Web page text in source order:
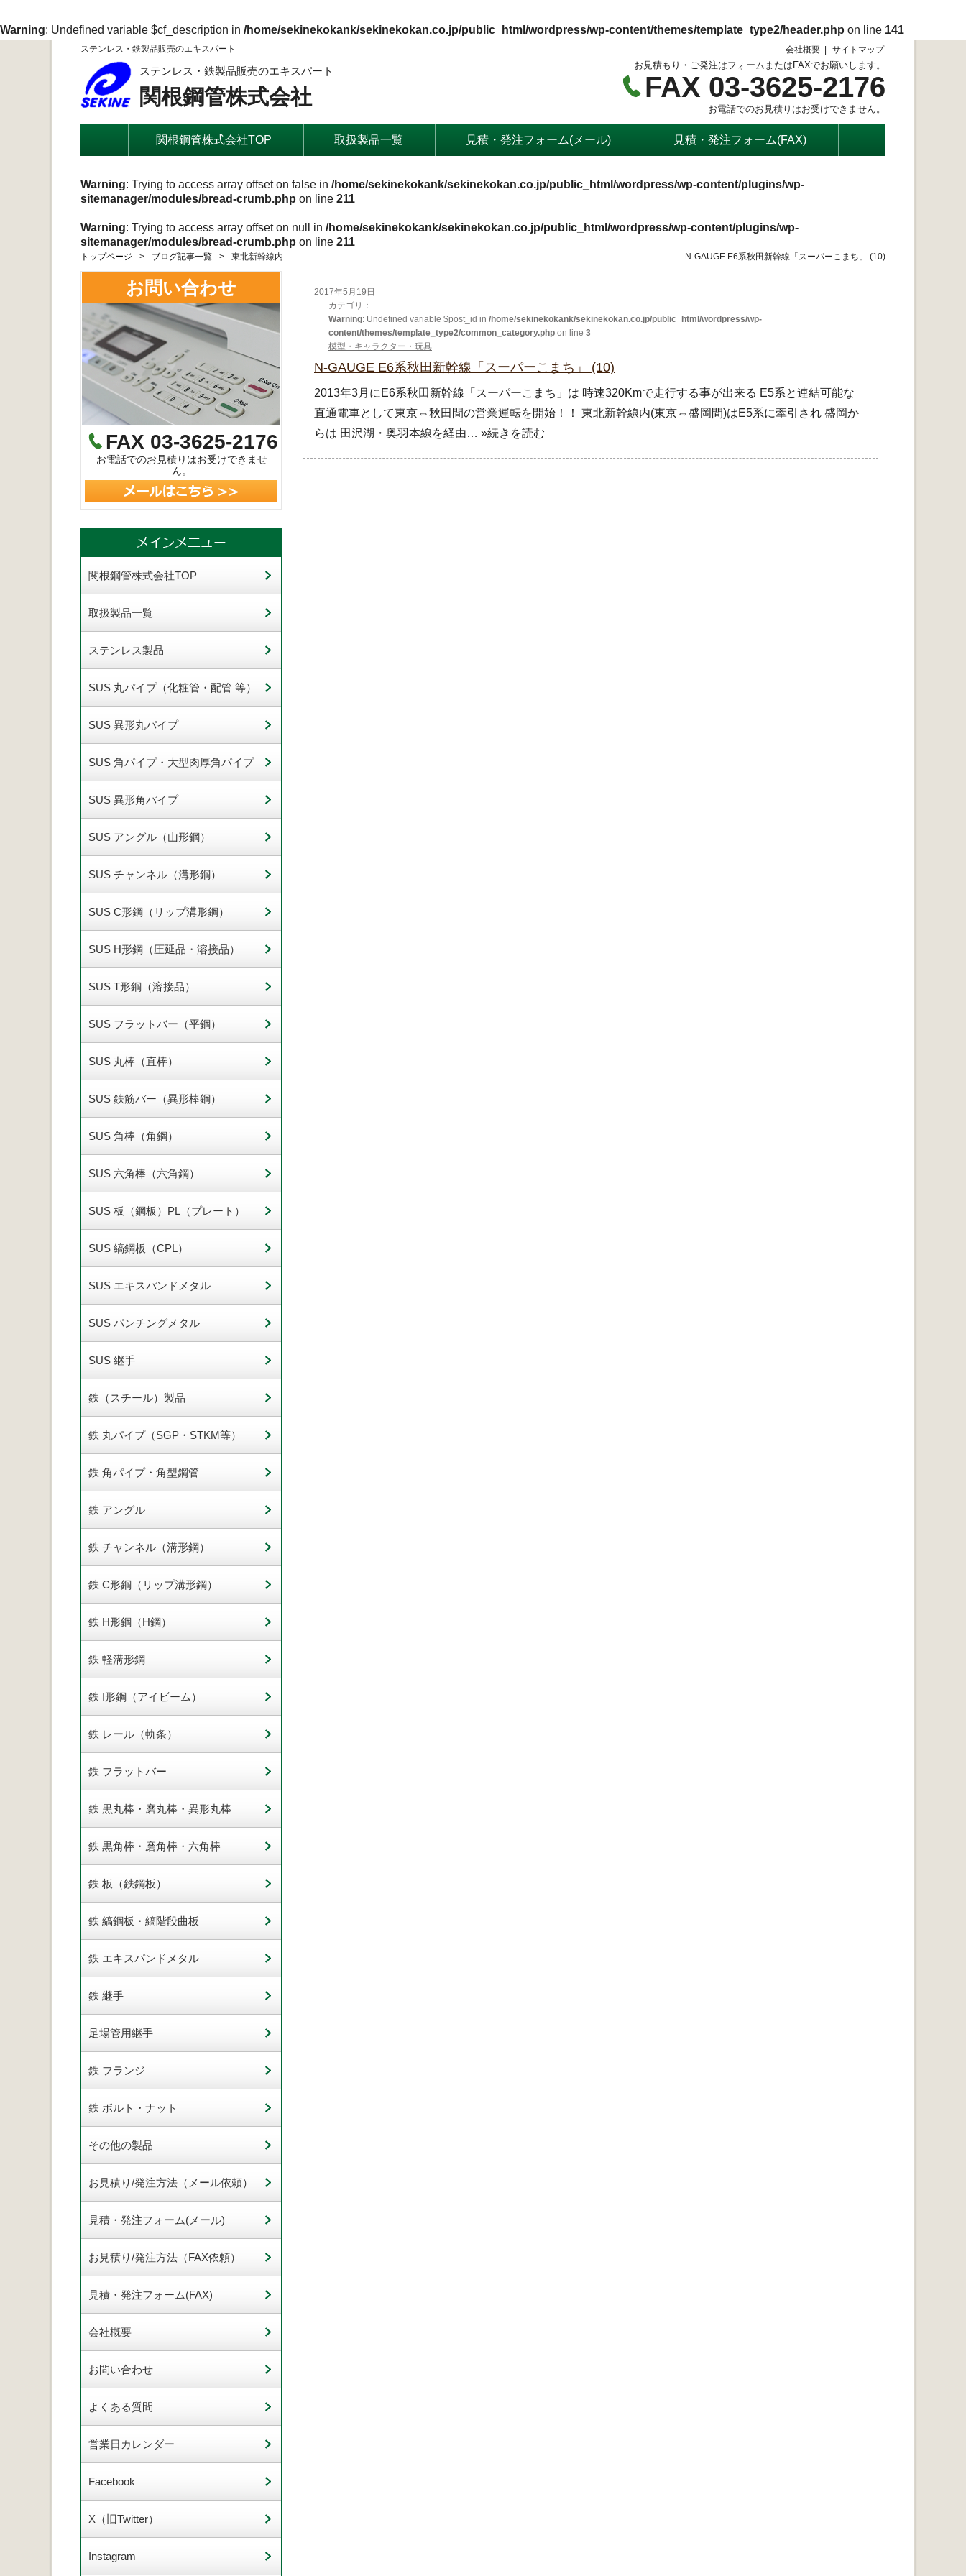
Warning: Undefined variable $cf_description in /home/sekinekokank/sekinekokan.co.jp/public_html/wordpress/wp-content/themes/template_type2/header.php on line 141
ステンレス・鉄製品販売のエキスパート 会社概要 サイトマップ
ステンレス・鉄製品販売のエキスパート
関根鋼管株式会社
お見積もり・ご発注はフォームまたはFAXでお願いします。
FAX 03-3625-2176
お電話でのお見積りはお受けできません。
関根鋼管株式会社TOP 取扱製品一覧 見積・発注フォーム(メール) 見積・発注フォーム(FAX)
Warning: Trying to access array offset on false in /home/sekinekokank/sekinekokan.co.jp/public_html/wordpress/wp-content/plugins/wp-
sitemanager/modules/bread-crumb.php on line 211
Warning: Trying to access array offset on null in /home/sekinekokank/sekinekokan.co.jp/public_html/wordpress/wp-content/plugins/wp-
sitemanager/modules/bread-crumb.php on line 211
トップページ ブログ記事一覧 東北新幹線内 N-GAUGE E6系秋田新幹線「スーパーこまち」 (10)
2017年5月19日
カテゴリ：
Warning: Undefined variable $post_id in /home/sekinekokank/sekinekokan.co.jp/public_html/wordpress/wp-
content/themes/template_type2/common_category.php on line 3
模型・キャラクター・玩具
N-GAUGE E6系秋田新幹線「スーパーこまち」 (10)
2013年3月にE6系秋田新幹線「スーパーこまち」は 時速320Kmで走行する事が出来る E5系と連結可能な
直通電車として東京⇔秋田間の営業運転を開始！！ 東北新幹線内(東京⇔盛岡間)はE5系に牽引され 盛岡か
らは 田沢湖・奥羽本線を経由… »続きを読む
お問い合わせ
FAX 03-3625-2176
お電話でのお見積りはお受けできませ
ん。
関根鋼管株式会社TOP
取扱製品一覧
ステンレス製品
SUS 丸パイプ（化粧管・配管 等）
SUS 異形丸パイプ
SUS 角パイプ・大型肉厚角パイプ
SUS 異形角パイプ
SUS アングル（山形鋼）
SUS チャンネル（溝形鋼）
SUS C形鋼（リップ溝形鋼）
SUS H形鋼（圧延品・溶接品）
SUS T形鋼（溶接品）
SUS フラットバー（平鋼）
SUS 丸棒（直棒）
SUS 鉄筋バー（異形棒鋼）
SUS 角棒（角鋼）
SUS 六角棒（六角鋼）
SUS 板（鋼板）PL（プレート）
SUS 縞鋼板（CPL）
SUS エキスパンドメタル
SUS パンチングメタル
SUS 継手
鉄（スチール）製品
鉄 丸パイプ（SGP・STKM等）
鉄 角パイプ・角型鋼管
鉄 アングル
鉄 チャンネル（溝形鋼）
鉄 C形鋼（リップ溝形鋼）
鉄 H形鋼（H鋼）
鉄 軽溝形鋼
鉄 I形鋼（アイビーム）
鉄 レール（軌条）
鉄 フラットバー
鉄 黒丸棒・磨丸棒・異形丸棒
鉄 黒角棒・磨角棒・六角棒
鉄 板（鉄鋼板）
鉄 縞鋼板・縞階段曲板
鉄 エキスパンドメタル
鉄 継手
足場管用継手
鉄 フランジ
鉄 ボルト・ナット
その他の製品
お見積り/発注方法（メール依頼）
見積・発注フォーム(メール)
お見積り/発注方法（FAX依頼）
見積・発注フォーム(FAX)
会社概要
お問い合わせ
よくある質問
営業日カレンダー
Facebook
X（旧Twitter）
Instagram